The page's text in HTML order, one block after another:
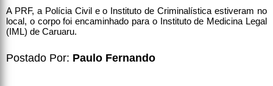
A PRF, a Polícia Civil e o Instituto de Criminalística estiveram no
local, o corpo foi encaminhado para o Instituto de Medicina Legal
(IML) de Caruaru.
Postado Por: Paulo Fernando